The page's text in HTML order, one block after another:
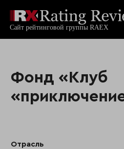
Фонд «Клуб
Отрасль